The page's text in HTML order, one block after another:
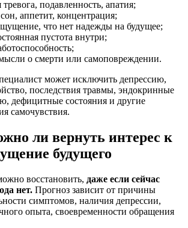
подавленность, апатия;
аппетит, концентрация;
что нет надежды на будущее;
пустота внутри;
о смерти или самоповреждении.
может исключить депрессию,
последствия травмы, эндокринные
дефицитные состояния и другие
самочувствия.
ли вернуть интерес к
будущего
восстановить, даже если сейчас
нет. Прогноз зависит от причины
симптомов, наличия депрессии,
опыта, своевременности обращения